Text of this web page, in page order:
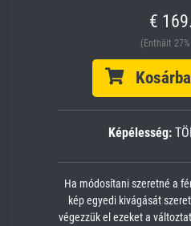
€
(Enthält
Kosárba
Képélesség:
Ha módosítani szeretné a
kép egyedi kivágását
végezzük el ezeket a